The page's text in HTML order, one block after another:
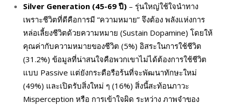
Silver Generation (45-69 ปี) – รุ่นใหญ่ใช้ใจนำทาง
เพราะชีวิตที่ดีคือการมี “ความหมาย” จึงต้อง พลังแห่งการ
หล่อเลี้ยงชีวิตด้วยความหมาย (Sustain Dopamine) โดยให้
คุณค่ากับความหมายของชีวิต (5%) อิสระในการใช้ชีวิต
(31.2%) ข้อมูลที่น่าสนใจคือพวกเขาไม่ได้ต้องการใช้ชีวิต
แบบ Passive แต่ยังกระตือรือร้นที่จะพัฒนาทักษะใหม่
(49%) และเปิดรับสิ่งใหม่ ๆ (16%) สิ่งนี้สะท้อนภาวะ
Misperception หรือ การเข้าใจผิด ระหว่าง ภาพจำของ